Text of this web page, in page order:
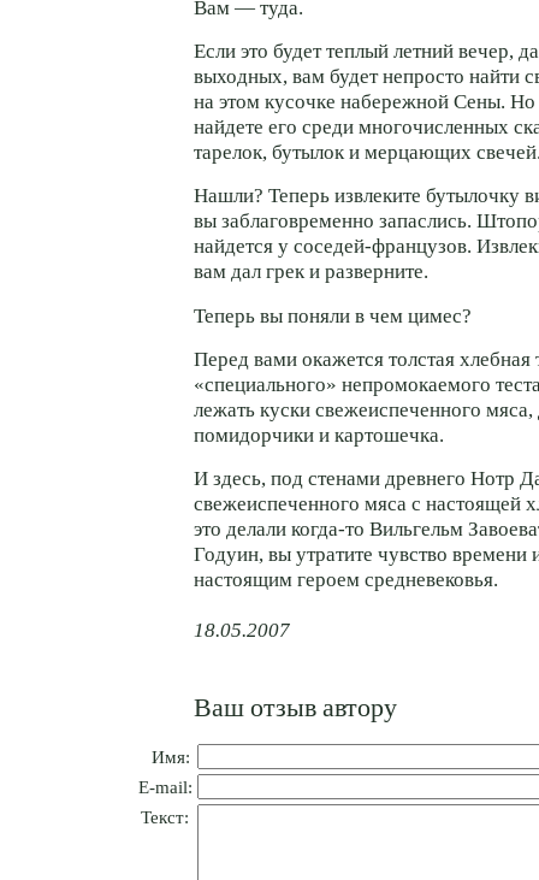
Вам — туда.
Если это будет теплый летний вечер,
выходных, вам будет непросто найти
на этом кусочке набережной Сены.
найдете его среди многочисленных
тарелок, бутылок и мерцающих
Нашли? Теперь извлеките бутылочку
вы заблаговременно запаслись.
найдется у соседей-французов.
вам дал грек и разверните.
Теперь вы поняли в чем цимес?
Перед вами окажется толстая хлебная
«специального» непромокаемого
лежать куски свежеиспеченного мяса,
помидорчики и картошечка.
И здесь, под стенами древнего Нотр
свежеиспеченного мяса с настоящей
это делали когда-то Вильгельм
Годуин, вы утратите чувство времени
настоящим героем средневековья.
18.05.2007
Ваш отзыв автору
Имя:
E-mail:
Текст: